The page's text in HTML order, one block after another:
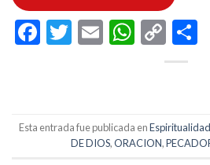
Facebook
Twitter
Email Copy
Link
Esta entrada fue publicada enEspiritualidad
DE DIOS,ORACION,